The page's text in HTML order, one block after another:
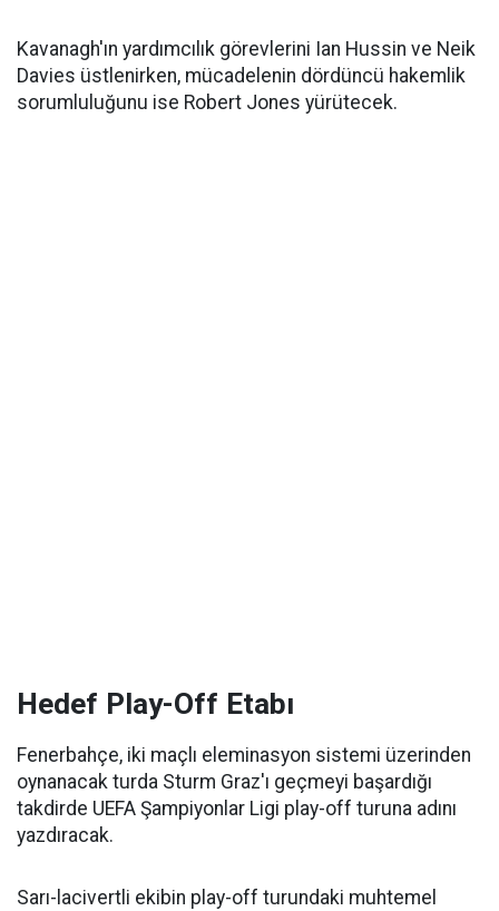
Kavanagh'ın yardımcılık görevlerini Ian Hussin ve Neik
Davies üstlenirken, mücadelenin dördüncü hakemlik
sorumluluğunu ise Robert Jones yürütecek.
Hedef Play-Off Etabı
Fenerbahçe, iki maçlı eleminasyon sistemi üzerinden
oynanacak turda Sturm Graz'ı geçmeyi başardığı
takdirde UEFA Şampiyonlar Ligi play-off turuna adını
yazdıracak.
Sarı-lacivertli ekibin play-off turundaki muhtemel